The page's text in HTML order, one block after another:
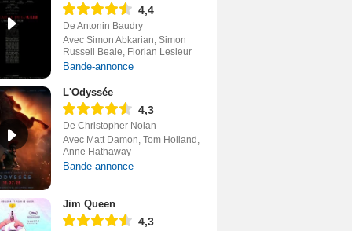
4,4
De Antonin Baudry
Avec Simon Abkarian, Simon
Russell Beale, Florian Lesieur
Bande-annonce
L'Odyssée
4,3
De Christopher Nolan
Avec Matt Damon, Tom Holland,
Anne Hathaway
Bande-annonce
Jim Queen
4,3